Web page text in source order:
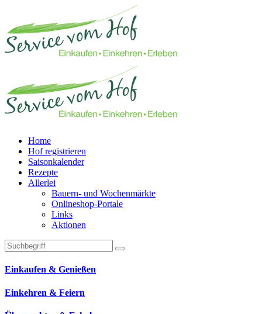
Home
Hof registrieren
Saisonkalender
Rezepte
Allerlei
Bauern- und Wochenmärkte
Onlineshop-Portale
Links
Aktionen
Technisches Feld: Suchfeld
Technisches Feld: Suchbutton
Suche absenden
Einkaufen & Genießen
Einkehren & Feiern